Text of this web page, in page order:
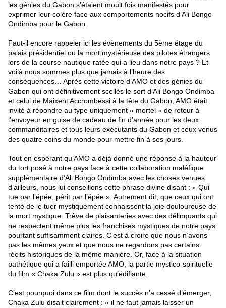
les génies du Gabon s’étaient moult fois manifestés pour
exprimer leur colère face aux comportements nocifs d’Ali Bongo
Ondimba pour le Gabon.
Faut-il encore rappeler ici les évènements du 5ème étage du
palais présidentiel ou la mort mystérieuse des pilotes étrangers
lors de la course nautique ratée qui a lieu dans notre pays ? Et
voilà nous sommes plus que jamais à l’heure des
conséquences… Après cette victoire d’AMO et des génies du
Gabon qui ont définitivement scellés le sort d’Ali Bongo Ondimba
et celui de Maixent Accrombessi à la tête du Gabon, AMO était
invité à répondre au type uniquement « mortel » de retour à
l’envoyeur en guise de cadeau de fin d’année pour les deux
commanditaires et tous leurs exécutants du Gabon et ceux venus
des quatre coins du monde pour mettre fin à ses jours.
Tout en espérant qu’AMO a déjà donné une réponse à la hauteur
du tort posé à notre pays face à cette collaboration maléfique
supplémentaire d’Ali Bongo Ondimba avec les choses venues
d’ailleurs, nous lui conseillons cette phrase divine disant : « Qui
tue par l’épée, périt par l’épée ». Autrement dit, que ceux qui ont
tenté de le tuer mystiquement connaissent la joie douloureuse de
la mort mystique. Trêve de plaisanteries avec des délinquants qui
ne respectent même plus les franchises mystiques de notre pays
pourtant suffisamment claires. C’est à croire que nous n’avons
pas les mêmes yeux et que nous ne regardons pas certains
récits historiques de la même manière. Or, face à la situation
pathétique qui a failli emportée AMO, la partie mystico-spirituelle
du film « Chaka Zulu » est plus qu’édifiante.
C’est pourquoi dans ce film dont le succès n’a cessé d’émerger,
Chaka Zulu disait clairement : « il ne faut jamais laisser un